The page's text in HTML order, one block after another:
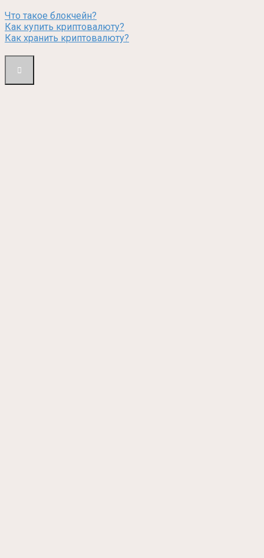
Что такое блокчейн?
Как купить криптовалюту?
Как хранить криптовалюту?